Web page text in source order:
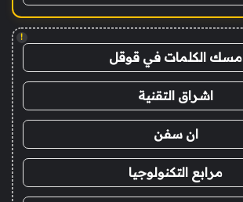
!
مسك الكلمات في قوقل
اشراق التقنية
ان سفن
مرابع التكنولوجيا